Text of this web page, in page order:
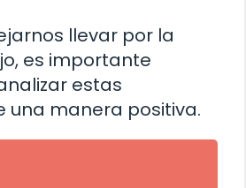
llevar por la
es importante
estas
una manera positiva.